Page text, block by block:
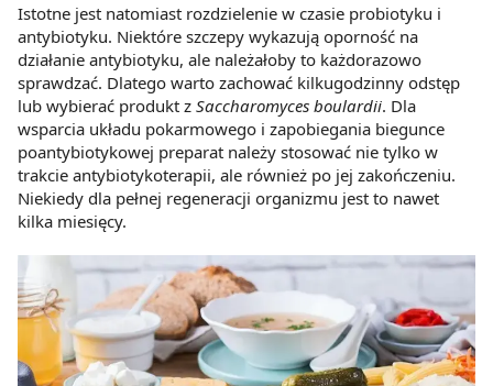
Istotne jest natomiast rozdzielenie w czasie probiotyku i
antybiotyku. Niektóre szczepy wykazują oporność na
działanie antybiotyku, ale należałoby to każdorazowo
sprawdzać. Dlatego warto zachować kilkugodzinny odstęp
lub wybierać produkt z Saccharomyces boulardii. Dla
wsparcia układu pokarmowego i zapobiegania biegunce
poantybiotykowej preparat należy stosować nie tylko w
trakcie antybiotykoterapii, ale również po jej zakończeniu.
Niekiedy dla pełnej regeneracji organizmu jest to nawet
kilka miesięcy.